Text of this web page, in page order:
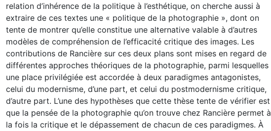
relation d’inhérence de la politique à l’esthétique, on cherche aussi à
extraire de ces textes une « politique de la photographie », dont on
tente de montrer qu’elle constitue une alternative valable à d’autres
modèles de compréhension de l’efficacité critique des images. Les
contributions de Rancière sur ces deux plans sont mises en regard de
différentes approches théoriques de la photographie, parmi lesquelles
une place privilégiée est accordée à deux paradigmes antagonistes,
celui du modernisme, d’une part, et celui du postmodernisme critique,
d’autre part. L’une des hypothèses que cette thèse tente de vérifier est
que la pensée de la photographie qu’on trouve chez Rancière permet à
la fois la critique et le dépassement de chacun de ces paradigmes. À